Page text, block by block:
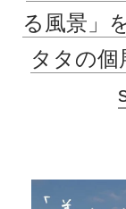
る風景」
タタの個